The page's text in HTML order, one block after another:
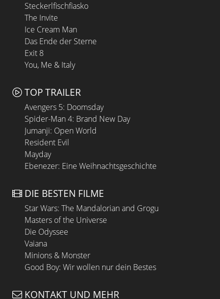
Steckerlfischfiasko
The Invite
Ice Cream Man
Das Ende der Sterne
Exit 8
You, Me & Italy
TOP TRAILER
Avengers 5: Doomsday
Spider-Man 4: Brand New Day
Jumanji: Open World
Resident Evil
Mayday
Ebenezer: Eine Weihnachtsgeschichte
DIE BESTEN FILME
Star Wars: The Mandalorian and Grogu
Masters of the Universe
Die Odyssee
Vaiana
Minions & Monster
Good Boy: Wir wollen nur dein Bestes
KONTAKT UND MEHR